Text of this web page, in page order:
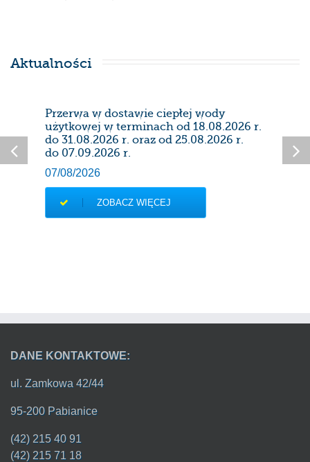
Aktualności
Przerwa w dostawie ciepłej wody
użytkowej w terminach od 18.08.2026 r.
do 31.08.2026 r. oraz od 25.08.2026 r.
do 07.09.2026 r.
07/08/2026
ZOBACZ WIĘCEJ
DANE KONTAKTOWE:
ul. Zamkowa 42/44
95-200 Pabianice
(42) 215 40 91
(42) 215 71 18